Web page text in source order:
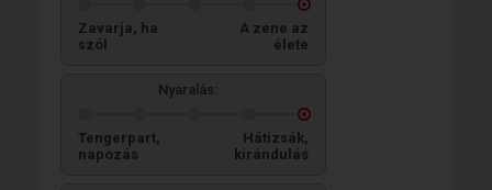
Zavarja, ha
szól
A zene az
élete
Nyaralás:
Tengerpart,
napozás
Hátizsák,
kirándulás